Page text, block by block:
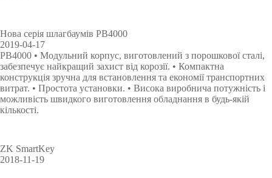
Нова серія шлагбаумів PB4000
2019-04-17
PB4000 • Модульний корпус, виготовлений з порошкової сталі,
забезпечує найкращий захист від корозії. • Компактна
конструкція зручна для встановлення та економії транспортних
витрат. • Простота установки. • Висока виробнича потужність і
можливість швидкого виготовлення обладнання в будь-якій
кількості.
ZK SmartKey
2018-11-19